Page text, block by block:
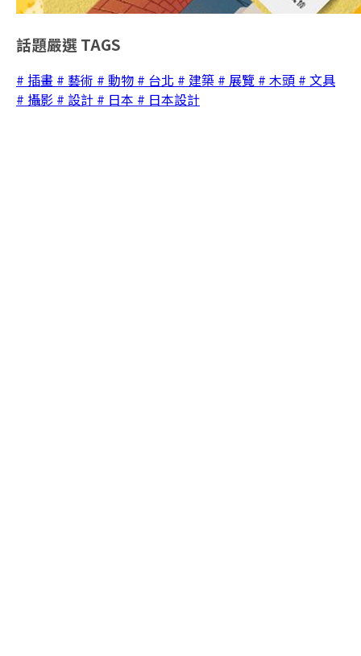
話題嚴選 TAGS
# 插畫 # 藝術 # 動物 # 台北 # 建築 # 展覽 # 木頭 # 文具
# 攝影 # 設計 # 日本 # 日本設計